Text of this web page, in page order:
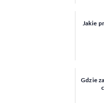
Jakie
Gdzie